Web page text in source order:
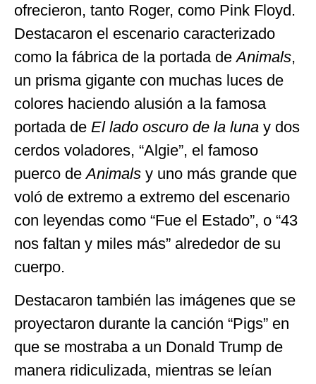
ofrecieron, tanto Roger, como Pink Floyd.
Destacaron el escenario caracterizado
como la fábrica de la portada deAnimals,
un prisma gigante con muchas luces de
colores haciendo alusión a la famosa
portada de El lado oscuro de la luna y dos
cerdos voladores, “Algie”, el famoso
puerco deAnimals y uno más grande que
voló de extremo a extremo del escenario
con leyendas como “Fue el Estado”, o “43
nos faltan y miles más” alrededor de su
cuerpo.
Destacaron también las imágenes que se
proyectaron durante la canción “Pigs” en
que se mostraba a un Donald Trump de
manera ridiculizada, mientras se leían